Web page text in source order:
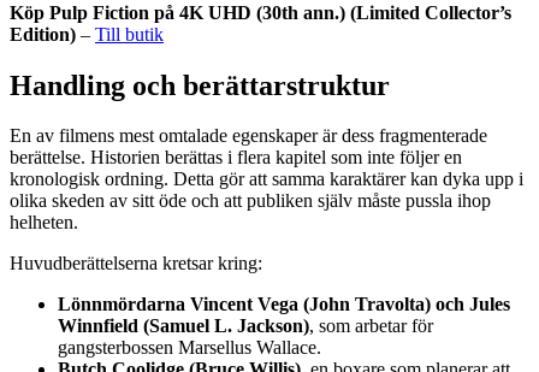
Köp Pulp Fiction på 4K UHD (30th ann.) (Limited Collector’s
Edition) – Till butik
Handling och berättarstruktur
En av filmens mest omtalade egenskaper är dess fragmenterade
berättelse. Historien berättas i flera kapitel som inte följer en
kronologisk ordning. Detta gör att samma karaktärer kan dyka upp i
olika skeden av sitt öde och att publiken själv måste pussla ihop
helheten.
Huvudberättelserna kretsar kring:
Lönnmördarna Vincent Vega (John Travolta) och Jules
Winnfield (Samuel L. Jackson), som arbetar för
gangsterbossen Marsellus Wallace.